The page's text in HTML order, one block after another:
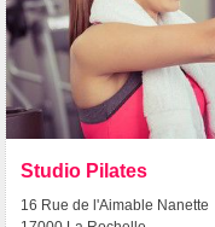
Studio Pilates
16 Rue de l'Aimable Nanette